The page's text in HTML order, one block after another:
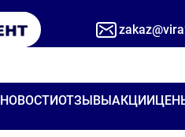
НОВОСТИОТЗЫВЫАКЦИИ